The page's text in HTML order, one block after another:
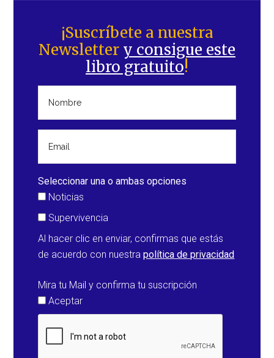
lateral
principal
¡Suscríbete a nuestra
Newsletter y consigue este
libro gratuito!
Seleccionar una o ambas opciones
Noticias
Supervivencia
Al hacer clic en enviar, confirmas que estás
de acuerdo con nuestrapolítica de privacidad
Mira tu Mail y confirma tu suscripción
Aceptar